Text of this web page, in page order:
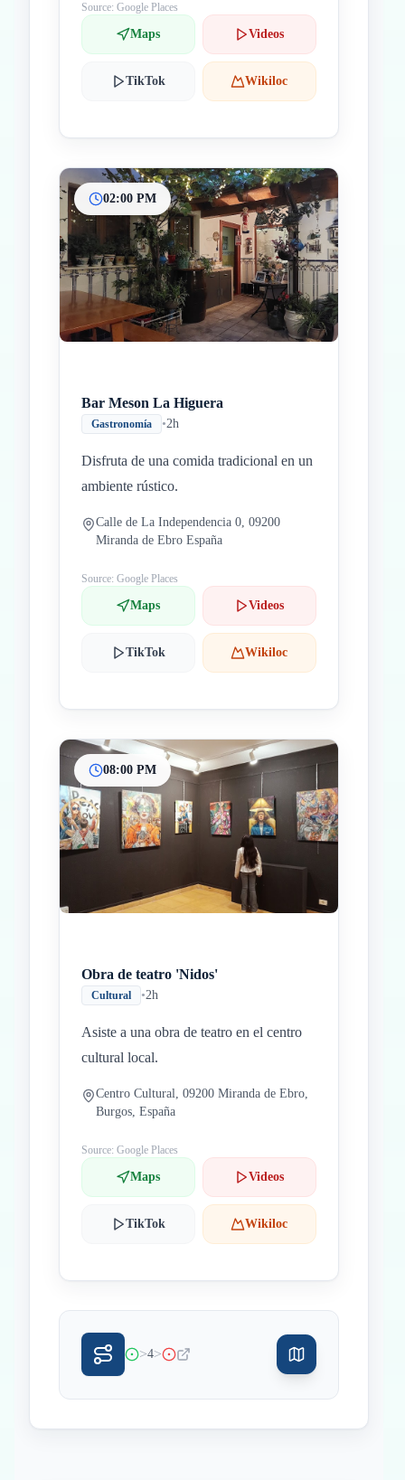
Source: Google Places
Maps Videos
TikTok Wikiloc
02:00 PM
Bar Meson La Higuera
Gastronomía •2h
Disfruta de una comida tradicional en un
ambiente rústico.
Calle de La Independencia 0, 09200
Miranda de Ebro España
Source: Google Places
Maps Videos
TikTok Wikiloc
08:00 PM
Obra de teatro 'Nidos'
Cultural •2h
Asiste a una obra de teatro en el centro
cultural local.
Centro Cultural, 09200 Miranda de Ebro,
Burgos, España
Source: Google Places
Maps Videos
TikTok Wikiloc
>4>